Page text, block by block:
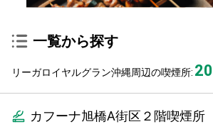
一覧から探す
リーガロイヤルグラン沖縄周辺の喫煙所: 20
カフーナ旭橋A街区２階喫煙所